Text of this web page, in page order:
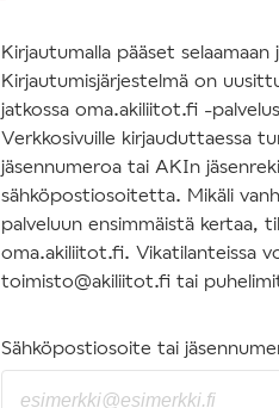
Kirjautumalla pääset selaamaan
Kirjautumisjärjestelmä on
jatkossa oma.akiliitot.fi -
Verkkosivuille kirjauduttaessa
jäsennumeroa tai AKIn
sähköpostiosoitetta. Mikäli
palveluun ensimmäistä kertaa,
oma.akiliitot.fi. Vikatilanteissa
toimisto@akiliitot.fi tai
Sähköpostiosoite tai